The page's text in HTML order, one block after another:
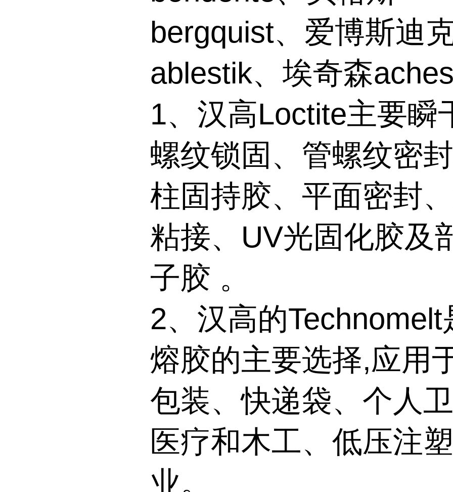
bergquist、爱博斯迪
ablestik、埃奇森
1、汉高Loctite主要瞬
螺纹锁固、管螺纹密
柱固持胶、平面密封
粘接、UV光固化胶及
子胶 。
2、汉高的Technomelt
熔胶的主要选择,应用
包装、快递袋、个人卫
医疗和木工、低压注
业。